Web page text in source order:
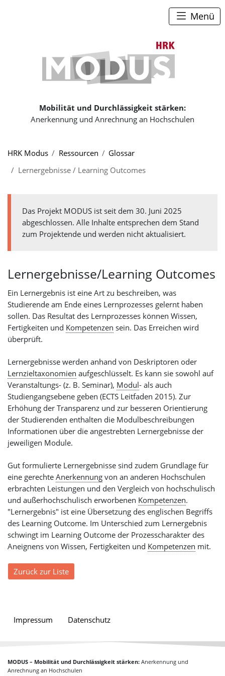
Mobilität und Durchlässigkeit stärken:
Anerkennung und Anrechnung an Hochschulen
Menü
HRK Modus
Ressourcen
Glossar
Lernergebnisse / Learning Outcomes
Das Projekt MODUS ist seit dem 30. Juni 2025
abgeschlossen. Alle Inhalte entsprechen dem Stand
zum Projektende und werden nicht aktualisiert.
Lernergebnisse/Learning Outcomes
Ein Lernergebnis ist eine Art zu beschreiben, was
Studierende am Ende eines Lernprozesses gelernt haben
sollen. Das Resultat des Lernprozesses können Wissen,
Fertigkeiten und Kompetenzen sein. Das Erreichen wird
überprüft.
Lernergebnisse werden anhand von Deskriptoren oder
Lernzieltaxonomien aufgeschlüsselt. Es kann sie sowohl auf
Veranstaltungs- (z. B. Seminar), Modul- als auch
Studiengangsebene geben (ECTS Leitfaden 2015). Zur
Erhöhung der Transparenz und zur besseren Orientierung
der Studierenden enthalten die Modulbeschreibungen
Informationen über die angestrebten Lernergebnisse der
jeweiligen Module.
Gut formulierte Lernergebnisse sind zudem Grundlage für
eine gerechte Anerkennung von an anderen Hochschulen
erbrachten Leistungen und den Vergleich von hochschulisch
und außerhochschulisch erworbenen Kompetenzen.
"Lernergebnis" ist eine Übersetzung des englischen Begriffs
des Learning Outcome. Im Unterschied zum Lernergebnis
schwingt im Learning Outcome der Prozesscharakter des
Aneignens von Wissen, Fertigkeiten und Kompetenzen mit.
Zurück zur Liste
Impressum Datenschutz
MODUS – Mobilität und Durchlässigkeit stärken: Anerkennung und
Anrechnung an Hochschulen